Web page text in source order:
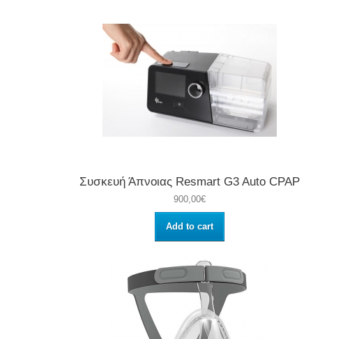
Συσκευή Άπνοιας Resmart G3 Auto CPAP
900,00€
Add to cart